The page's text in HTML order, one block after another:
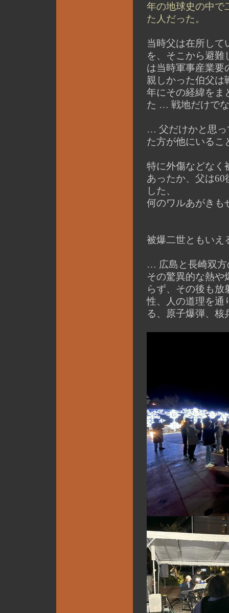
年の地球史の中で
た人だった。
当時父は在所して
を、そこから避難
は当時軍事産業要
親しかった伯父は
年にその経緯をま
た … 戦地だけで
… 父だけかと思っ
た方が他にいる
特に外傷などなく
あったか、父は
した、
何のワルあがきも
被爆二世ともいえ
… 広島と長崎双方
その驚異的な熱や
らず、その後も
性、人の道理を通
る、原子爆弾、核